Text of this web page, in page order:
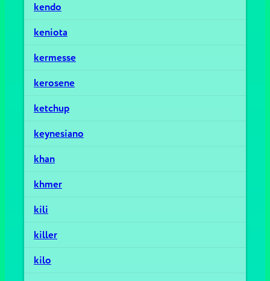
kendo
keniota
kermesse
kerosene
ketchup
keynesiano
khan
khmer
kili
killer
kilo